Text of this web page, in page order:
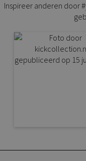
Inspireer anderen door